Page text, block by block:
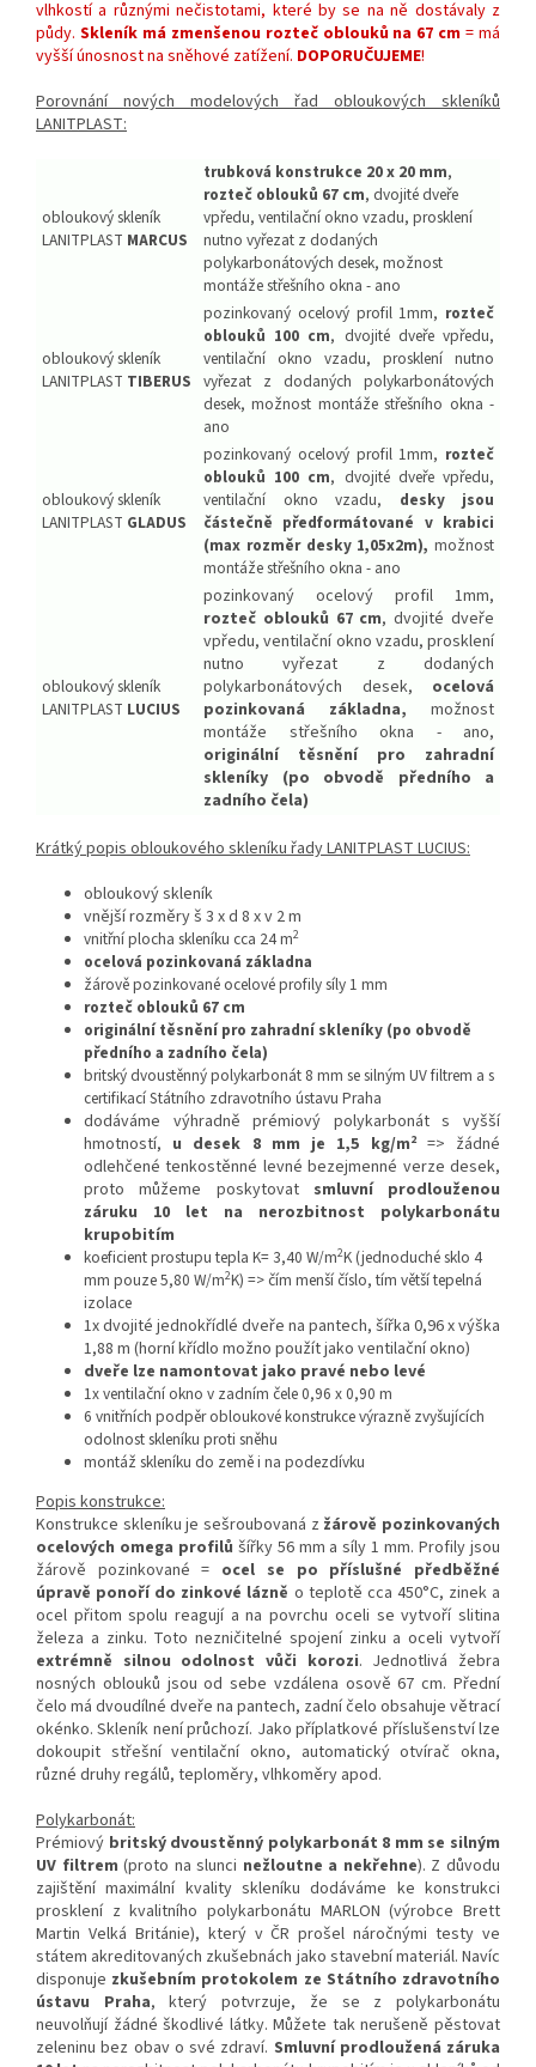
vlhkostí a různými nečistotami, které by se na ně dostávaly z
půdy. Skleník má zmenšenou rozteč oblouků na 67 cm= má
vyšší únosnost na sněhové zatížení. DOPORUČUJEME!
Porovnání nových modelových řad obloukových skleníků
LANITPLAST:
obloukový skleník
LANITPLAST MARCUS
trubková konstrukce 20 x 20 mm,
rozteč oblouků 67 cm, dvojité dveře
vpředu, ventilační okno vzadu, prosklení
nutno vyřezat z dodaných
polykarbonátových desek, možnost
montáže střešního okna - ano
obloukový skleník
LANITPLAST TIBERUS
pozinkovaný ocelový profil 1mm, rozteč
oblouků 100 cm, dvojité dveře vpředu,
ventilační okno vzadu, prosklení nutno
vyřezat z dodaných polykarbonátových
desek,možnost montáže střešního okna -
ano
obloukový skleník
LANITPLAST GLADUS
pozinkovaný ocelový profil 1mm, rozteč
oblouků 100 cm, dvojité dveře vpředu,
ventilační okno vzadu, desky jsou
částečně předformátované v krabici
(max rozměr desky 1,05x2m), možnost
montáže střešního okna - ano
obloukový skleník
LANITPLAST LUCIUS
pozinkovaný ocelový profil 1mm,
rozteč oblouků 67 cm, dvojité dveře
vpředu, ventilační okno vzadu, prosklení
nutno vyřezat z dodaných
polykarbonátových desek, ocelová
pozinkovaná základna, možnost
montáže střešního okna - ano,
originální těsnění pro zahradní
skleníky (po obvodě předního a
zadního čela)
Krátký popis obloukového skleníku řady LANITPLAST LUCIUS:
obloukový skleník
vnější rozměry š 3 x d 8 x v 2 m
vnitřní plocha skleníku cca 24 m2
ocelová pozinkovaná základna
žárově pozinkované ocelové profily síly 1 mm
rozteč oblouků 67 cm
originální těsnění pro zahradní skleníky (po obvodě
předního a zadního čela)
britský dvoustěnný polykarbonát 8 mm se silným UV filtrem a s
certifikací Státního zdravotního ústavu Praha
dodáváme výhradně prémiový polykarbonát s vyšší
hmotností, u desek 8 mm je 1,5 kg/m2=> žádné
odlehčené tenkostěnné levné bezejmenné verze desek,
proto můžeme poskytovat smluvní prodlouženou
záruku 10 let na nerozbitnost polykarbonátu
krupobitím
koeficient prostupu tepla K= 3,40 W/m2K (jednoduché sklo 4
mm pouze 5,80 W/m2K) => čím menší číslo, tím větší tepelná
izolace
1x dvojité jednokřídlé dveře na pantech, šířka 0,96 x výška
1,88 m (horní křídlo možno použít jako ventilační okno)
dveře lze namontovat jako pravé nebo levé
1x ventilační okno v zadním čele 0,96 x 0,90 m
6 vnitřních podpěr obloukové konstrukce výrazně zvyšujících
odolnost skleníku proti sněhu
montáž skleníku do země i na podezdívku
Popis konstrukce:
Konstrukce skleníku je sešroubovaná z žárově pozinkovaných
ocelových omega profilů šířky 56 mm a síly 1 mm. Profily jsou
žárově pozinkované = ocel se po příslušné předběžné
úpravě ponoří do zinkové lázně o teplotě cca 450°C, zinek a
ocel přitom spolu reagují a na povrchu oceli se vytvoří slitina
železa a zinku. Toto nezničitelné spojení zinku a oceli vytvoří
extrémně silnou odolnost vůči korozi. Jednotlivá žebra
nosných oblouků jsou od sebe vzdálena osově 67 cm. Přední
čelo má dvoudílné dveře na pantech, zadní čelo obsahuje větrací
okénko. Skleník není průchozí. Jako příplatkové příslušenství lze
dokoupit střešní ventilační okno, automatický otvírač okna,
různé druhy regálů, teploměry, vlhkoměry apod.
Polykarbonát:
Prémiový britský dvoustěnný polykarbonát 8 mm se silným
UV filtrem (proto na slunci nežloutne a nekřehne). Z důvodu
zajištění maximální kvality skleníku dodáváme ke konstrukci
prosklení z kvalitního polykarbonátu MARLON (výrobce Brett
Martin Velká Británie), který v ČR prošel náročnými testy ve
státem akreditovaných zkušebnách jako stavební materiál. Navíc
disponuje zkušebním protokolem ze Státního zdravotního
ústavu Praha, který potvrzuje, že se z polykarbonátu
neuvolňují žádné škodlivé látky. Můžete tak nerušeně pěstovat
zeleninu bez obav o své zdraví. Smluvní prodloužená záruka